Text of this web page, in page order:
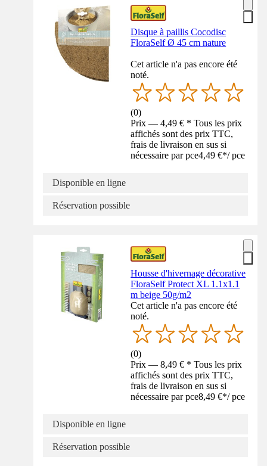
Disque à paillis Cocodisc
FloraSelf Ø 45 cm nature
Cet article n'a pas encore été
noté.
(0)
Prix — 4,49 € * Tous les prix
affichés sont des prix TTC,
frais de livraison en sus si
nécessaire par pce4,49 €*/ pce
Disponible en ligne
Réservation possible
Housse d'hivernage décorative
FloraSelf Protect XL 1.1x1.1
m beige 50g/m2
Cet article n'a pas encore été
noté.
(0)
Prix — 8,49 € * Tous les prix
affichés sont des prix TTC,
frais de livraison en sus si
nécessaire par pce8,49 €*/ pce
Disponible en ligne
Réservation possible